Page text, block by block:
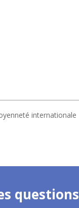
internationale
questions